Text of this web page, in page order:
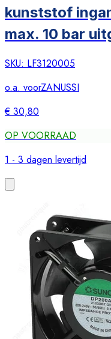
kunststof
max. 10 bar
SKU: LF3120005
o.a. voorZANUSSI
€ 30,80
OP VOORRAAD
1 - 3 dagen levertijd